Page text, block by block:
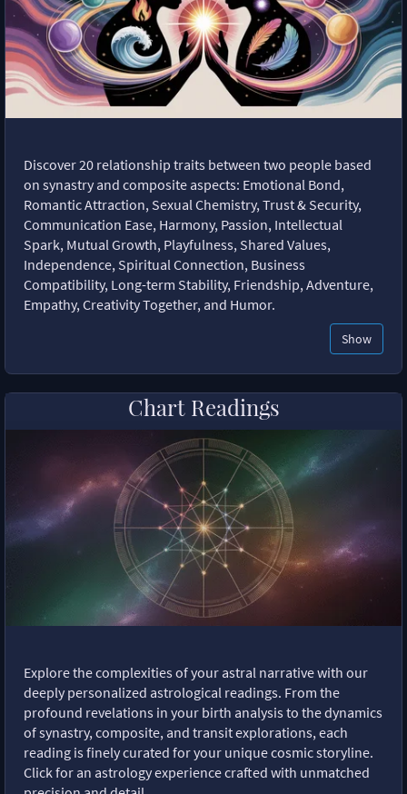
Discover 20 relationship traits between two people based
on synastry and composite aspects: Emotional Bond,
Romantic Attraction, Sexual Chemistry, Trust & Security,
Communication Ease, Harmony, Passion, Intellectual
Spark, Mutual Growth, Playfulness, Shared Values,
Independence, Spiritual Connection, Business
Compatibility, Long-term Stability, Friendship, Adventure,
Empathy, Creativity Together, and Humor.
Show
Chart Readings
Explore the complexities of your astral narrative with our
deeply personalized astrological readings. From the
profound revelations in your birth analysis to the dynamics
of synastry, composite, and transit explorations, each
reading is finely curated for your unique cosmic storyline.
Click for an astrology experience crafted with unmatched